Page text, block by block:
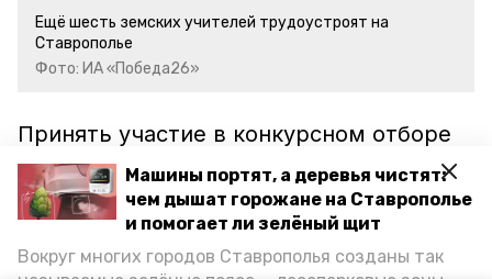
Машины портят, а деревья чистят:
чем дышат горожане на Ставрополье
и помогает ли зелёный щит
Вокруг многих городов Ставрополья созданы так
Ещё шесть земских учителей трудоустроят на
Ставрополье
Фото: ИА «Победа26»
Принять участие в конкурсном отборе
можно до 22 апреля. Подробнее об
условиях подачи завки читайте в
материале«Победы26».